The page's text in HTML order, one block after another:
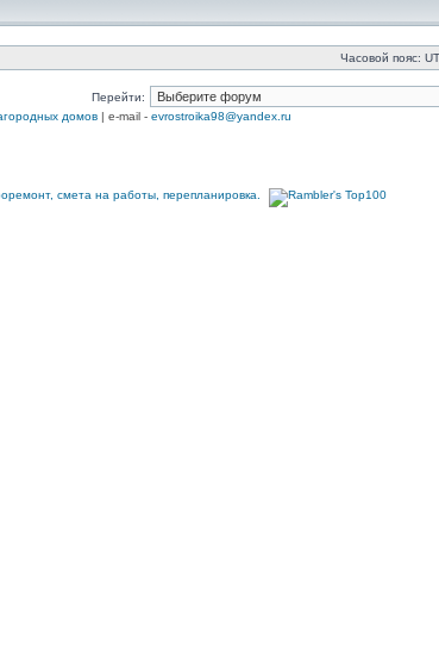
Часовой пояс:
Перейти:
домов | e-mail - evrostroika98@yandex.ru